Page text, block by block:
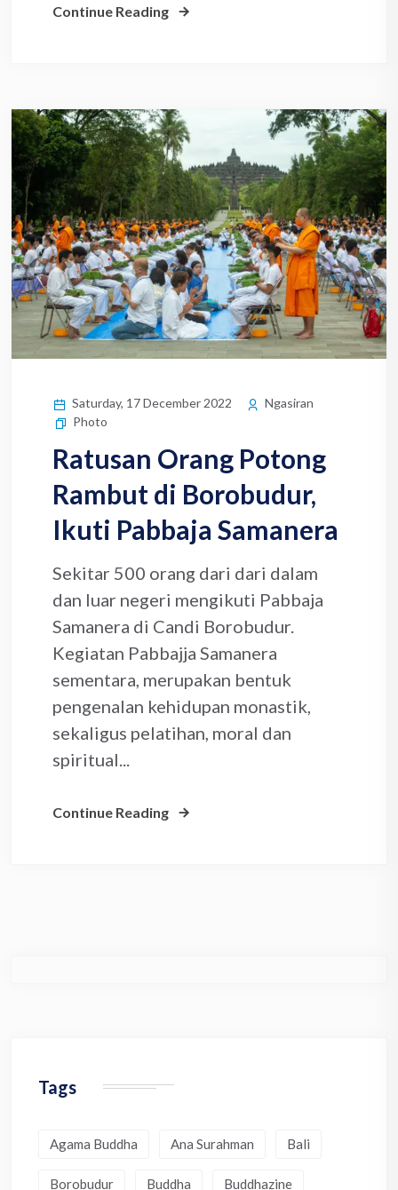
Continue Reading
Saturday, 17 December 2022
Ngasiran
Photo
Ratusan Orang Potong
Rambut di Borobudur,
Ikuti Pabbaja Samanera
Sekitar 500 orang dari dari dalam
dan luar negeri mengikuti Pabbaja
Samanera di Candi Borobudur.
Kegiatan Pabbajja Samanera
sementara, merupakan bentuk
pengenalan kehidupan monastik,
sekaligus pelatihan, moral dan
spiritual...
Continue Reading
Tags
Agama Buddha Ana Surahman Bali
Borobudur Buddha Buddhazine